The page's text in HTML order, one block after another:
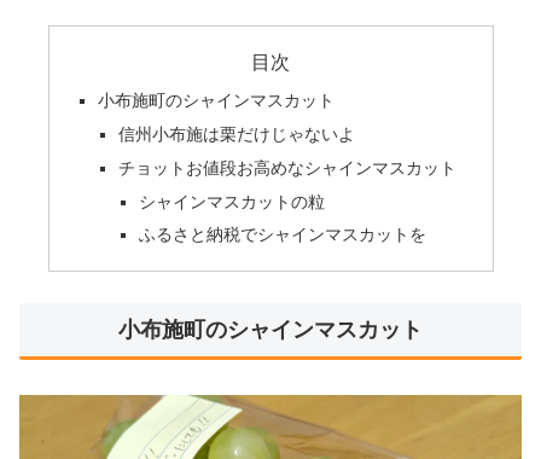
目次
小布施町のシャインマスカット
信州小布施は栗だけじゃないよ
チョットお値段お高めなシャインマスカット
シャインマスカットの粒
ふるさと納税でシャインマスカットを
小布施町のシャインマスカット